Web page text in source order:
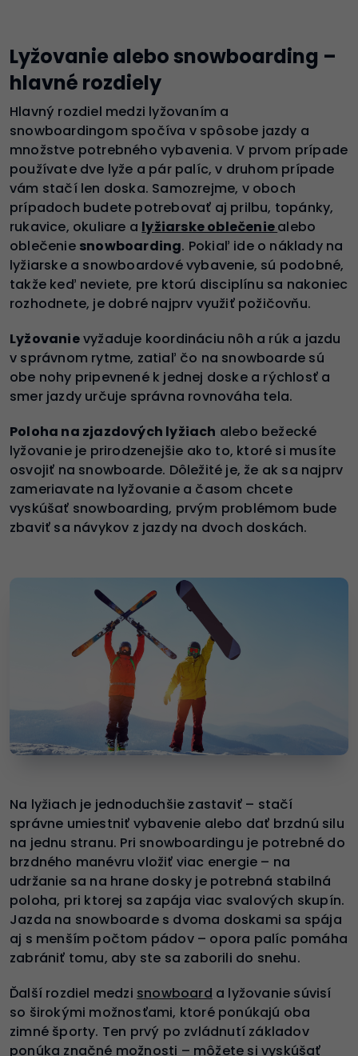
Lyžovanie alebo snowboarding –
hlavné rozdiely
Hlavný rozdiel medzi lyžovaním a
snowboardingom spočíva v spôsobe jazdy a
množstve potrebného vybavenia. V prvom prípade
používate dve lyže a pár palíc, v druhom prípade
vám stačí len doska. Samozrejme, v oboch
prípadoch budete potrebovať aj prilbu, topánky,
rukavice, okuliare a lyžiarske oblečeniealebo
oblečenie snowboarding. Pokiaľ ide o náklady na
lyžiarske a snowboardové vybavenie, sú podobné,
takže keď neviete, pre ktorú disciplínu sa nakoniec
rozhodnete, je dobré najprv využiť požičovňu.
Lyžovanievyžaduje koordináciu nôh a rúk a jazdu
v správnom rytme, zatiaľ čo na snowboarde sú
obe nohy pripevnené k jednej doske a rýchlosť a
smer jazdy určuje správna rovnováha tela.
Poloha na zjazdových lyžiach alebo bežecké
lyžovanie je prirodzenejšie ako to, ktoré si musíte
osvojiť na snowboarde. Dôležité je, že ak sa najprv
zameriavate na lyžovanie a časom chcete
vyskúšať snowboarding, prvým problémom bude
zbaviť sa návykov z jazdy na dvoch doskách.
Na lyžiach je jednoduchšie zastaviť – stačí
správne umiestniť vybavenie alebo dať brzdnú silu
na jednu stranu. Pri snowboardingu je potrebné do
brzdného manévru vložiť viac energie – na
udržanie sa na hrane dosky je potrebná stabilná
poloha, pri ktorej sa zapája viac svalových skupín.
Jazda na snowboarde s dvoma doskami sa spája
aj s menším počtom pádov – opora palíc pomáha
zabrániť tomu, aby ste sa zaborili do snehu.
Ďalší rozdiel medzi snowboard a lyžovanie súvisí
so širokými možnosťami, ktoré ponúkajú oba
zimné športy. Ten prvý po zvládnutí základov
ponúka značné možnosti – môžete si vyskúšať